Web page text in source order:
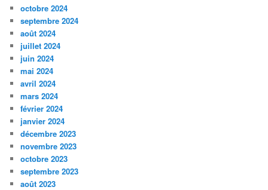
octobre 2024
septembre 2024
août 2024
juillet 2024
juin 2024
mai 2024
avril 2024
mars 2024
février 2024
janvier 2024
décembre 2023
novembre 2023
octobre 2023
septembre 2023
août 2023